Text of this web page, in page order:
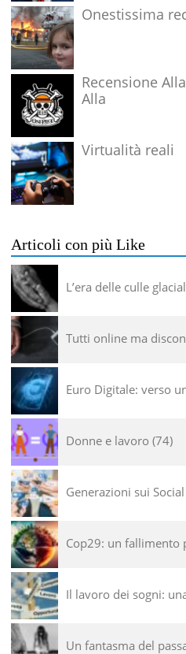
Onestissima
Recensione
Alla
Virtualità reali
Articoli con più Like
L’era delle culle
Tutti online ma
Euro Digitale: verso
Donne e lavoro 74
Generazioni sui Social
Cop29: un fallimento
Il lavoro dei sogni:
Un fantasma del